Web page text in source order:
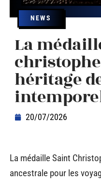
NEWS
La
héritage
20/07/2026
La médaille Saint
ancestrale pour les